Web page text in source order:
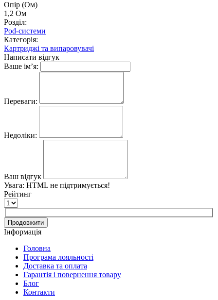
Опір (Ом)
1,2 Ом
Розділ:
Pod-системи
Категорія:
Картриджі та випаровувачі
Написати відгук
Ваше ім’я:
Переваги:
Недоліки:
Ваш відгук
Увага: HTML не підтримується!
Рейтинг
Продовжити
Інформація
Головна
Програма лояльності
Доставка та оплата
Гарантія і повернення товару
Блог
Контакти